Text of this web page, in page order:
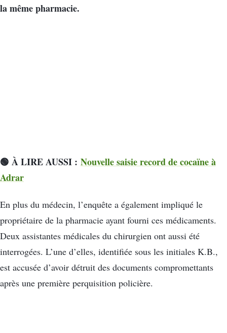
la même pharmacie.
🟢 À LIRE AUSSI : Nouvelle saisie record de cocaïne à
Adrar
En plus du médecin, l’enquête a également impliqué le
propriétaire de la pharmacie ayant fourni ces médicaments.
Deux assistantes médicales du chirurgien ont aussi été
interrogées. L’une d’elles, identifiée sous les initiales K.B.,
est accusée d’avoir détruit des documents compromettants
après une première perquisition policière.